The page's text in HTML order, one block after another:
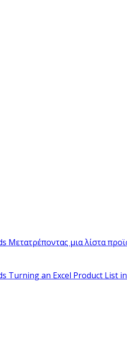
Μετατρέποντας μια λίστα
Turning an Excel Product List